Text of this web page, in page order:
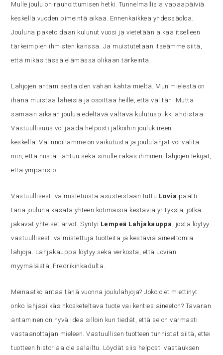
Mulle joulu on rauhoittumisen hetki. Tunnelmallisia vapaapäiviä
keskellä vuoden pimeintä aikaa. Ennenkaikkea yhdessäoloa.
Jouluna paketoidaan kulunut vuosi ja vietetään aikaa itselleen
tärkeimpien ihmisten kanssa. Ja muistutetaan itseämme siitä,
että mikäs tässä elämässä olikaan tärkeintä.
Lahjojen antamisesta olen vähän kahta mieltä. Mun mielestä on
ihana muistaa läheisiä ja osoittaa heille, että välitän. Mutta
samaan aikaan joulua edeltävä valtava kulutuspiikki ahdistaa.
Vastuullisuus voi jäädä helposti jalkoihin joulukiireen
keskellä. Valinnoillamme on vaikutusta ja joululahjat voi valita
niin, että niistä ilahtuu sekä sinulle rakas ihminen, lahjojen tekijät,
että ympäristö.
Vastuullisesti valmistetuista asusteistaan tuttu Lovia päätti
tänä jouluna kasata yhteen kotimaisia kestäviä yrityksiä, jotka
jakavat yhteiset arvot. Syntyi Lempeä Lahjakauppa , josta löytyy
vastuullisesti valmistettuja tuotteita ja kestäviä aineettomia
lahjoja. Lahjakauppa löytyy sekä verkosta, että Lovian
myymälästä, Fredrikinkadulta.
Meinaatko antaa tänä vuonna joululahjoja? Joko olet miettinyt
onko lahjasi käsinkosketeltava tuote vai kenties aineeton? Tavaran
antaminen on hyvä idea silloin kun tiedät, että se on varmasti
vastaanottajan mieleen. Vastuullisen tuotteen tunnistat siitä, ettei
tuotteen historiaa ole salailtu. Löydät siis helposti vastauksen